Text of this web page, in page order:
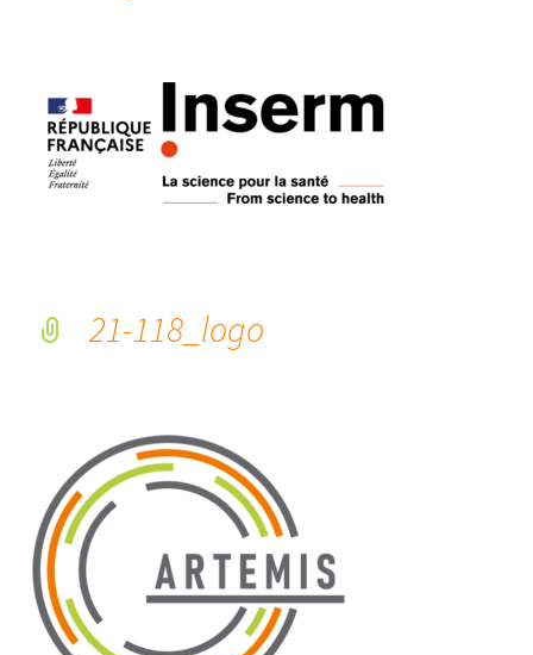
21-118_logo